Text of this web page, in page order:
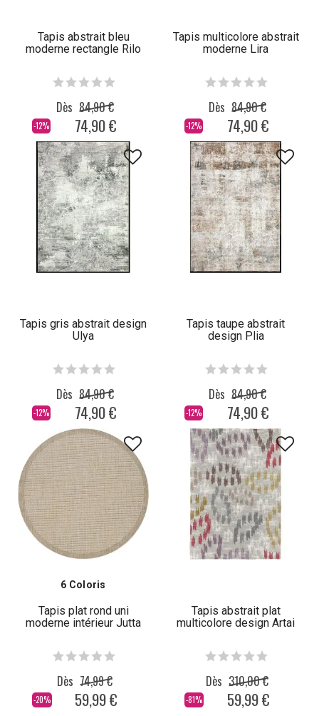
Tapis abstrait bleu
moderne rectangle Rilo
-12%
Dès 84,90 €
74,90 €
Tapis multicolore abstrait
moderne Lira
-12%
Dès 84,90 €
74,90 €
Tapis gris abstrait design
Ulya
-12%
Dès 84,90 €
74,90 €
Tapis taupe abstrait
design Plia
-12%
Dès 84,90 €
74,90 €
6 Coloris
Tapis plat rond uni
moderne intérieur Jutta
-20%
Dès 74,99 €
59,99 €
Tapis abstrait plat
multicolore design Artai
-81%
Dès 310,00 €
59,99 €